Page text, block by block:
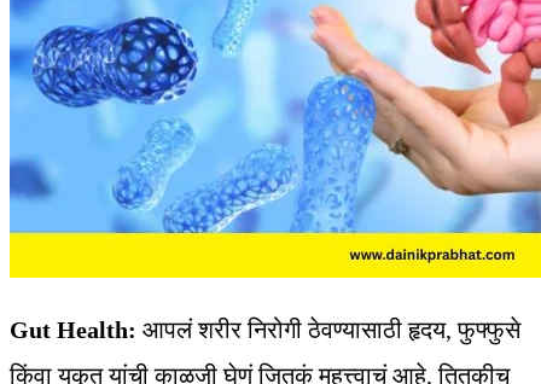
Gut Health: आपलं शरीर निरोगी ठेवण्यासाठी हृदय, फुफ्फुसे
किंवा यकृत यांची काळजी घेणं जितकं महत्त्वाचं आहे, तितकीच